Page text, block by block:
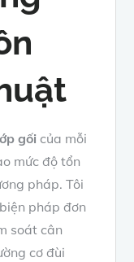
gối của mỗi
mức độ tổn
pháp. Tôi
pháp đơn
soát cân
cơ đùi